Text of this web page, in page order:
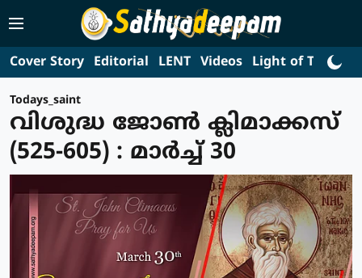
Cover Story Editorial LENT Videos Light of Truth
Todays_saint
വിശുദ്ധ ജോണ്‍ ക്ലിമാക്കസ്
(525-605) : മാര്‍ച്ച് 30